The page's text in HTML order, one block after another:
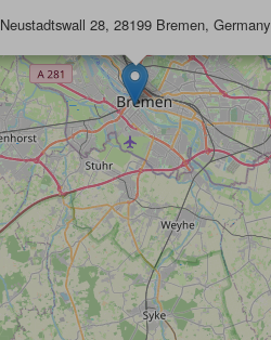
Neustadtswall 28, 28199 Bremen, Germany